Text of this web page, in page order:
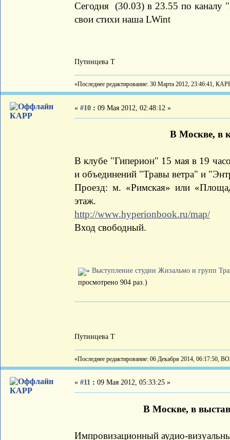
Сегодня (30.03) в 23.55 по каналу
свои стихи наша LWint
Путинцева Т
«Последнее редактирование: 30 Марта 2012, 23:46:41,
КАРР
« #10 : 09 Мая 2012, 02:48:12 »
В Москве, в
В клубе "Гиперион" 15 мая в 19
и объединений "Травы ветра" и
Проезд: м. «Римская» или
этаж.
http://www.hyperionbook.ru/map/
Вход свободный.
Выступление студии Жизальмо и групп
просмотрено 904 раз.)
Путинцева Т
«Последнее редактирование: 06 Декабря 2014, 06:17:50,
КАРР
« #11 : 09 Мая 2012, 05:33:25 »
В Москве, в
Импровизационный аудио-